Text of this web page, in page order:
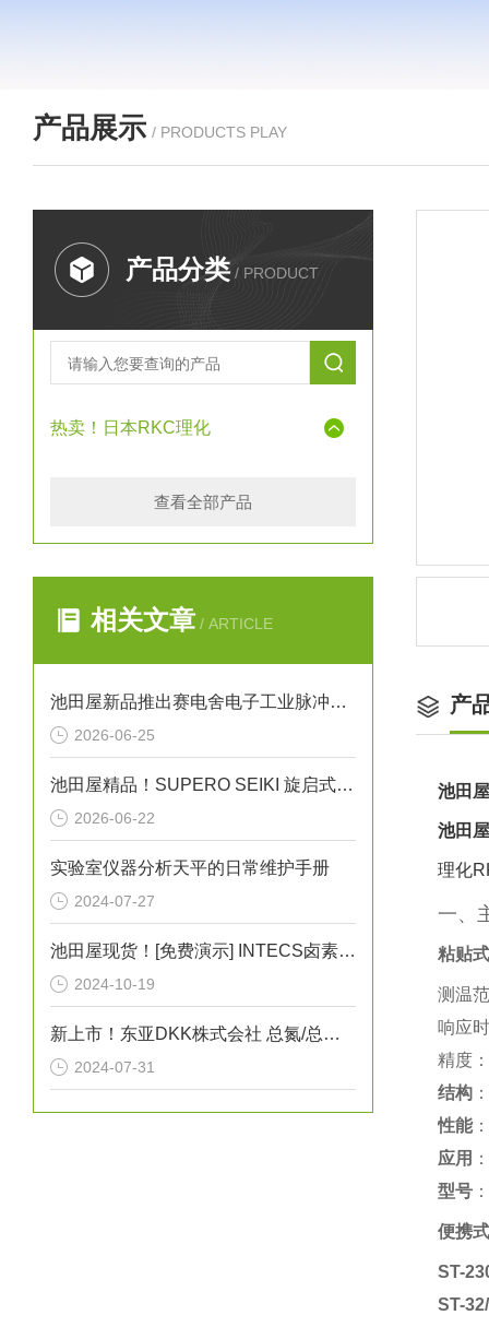
产品展示 / PRODUCTS PLAY
产品分类 / PRODUCT
热卖！日本RKC理化
查看全部产品
相关文章 / ARTICLE
池田屋新品推出赛电舍电子工业脉冲焊机 TPH500 参数介绍
2026-06-25
池田屋精品！SUPERO SEIKI 旋启式止回阀 参数介绍
2026-06-22
实验室仪器分析天平的日常维护手册
2024-07-27
池田屋现货！[免费演示] INTECS卤素灯UIH-3D灰尘照射检测灯
2024-10-19
新上市！东亚DKK株式会社 总氮/总磷/COD自动测定装置“NPW-400型”
2024-07-31
产
池田
池田
理化
一、
粘贴
测温
响应
精度
结构
性能‌：
应用
型号
便携
ST-
ST-